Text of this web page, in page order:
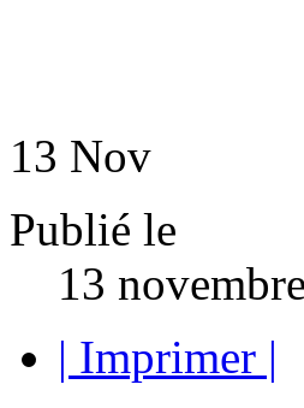
13 Nov
Publié le
13
| Imprimer |